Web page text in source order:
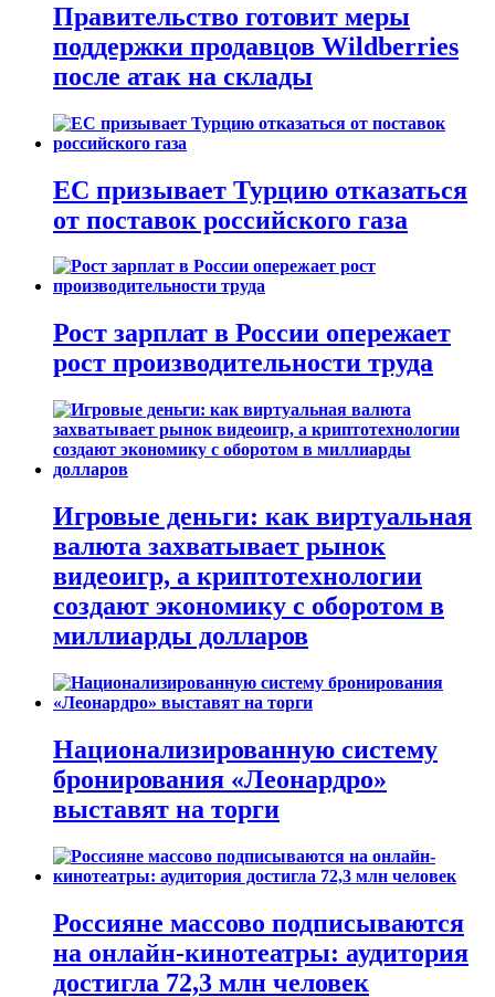
Правительство готовит меры
поддержки продавцов Wildberries
после атак на склады
ЕС призывает Турцию отказаться
от поставок российского газа
Рост зарплат в России опережает
рост производительности труда
Игровые деньги: как виртуальная
валюта захватывает рынок
видеоигр, а криптотехнологии
создают экономику с оборотом в
миллиарды долларов
Национализированную систему
бронирования «Леонардро»
выставят на торги
Россияне массово подписываются
на онлайн-кинотеатры: аудитория
достигла 72,3 млн человек